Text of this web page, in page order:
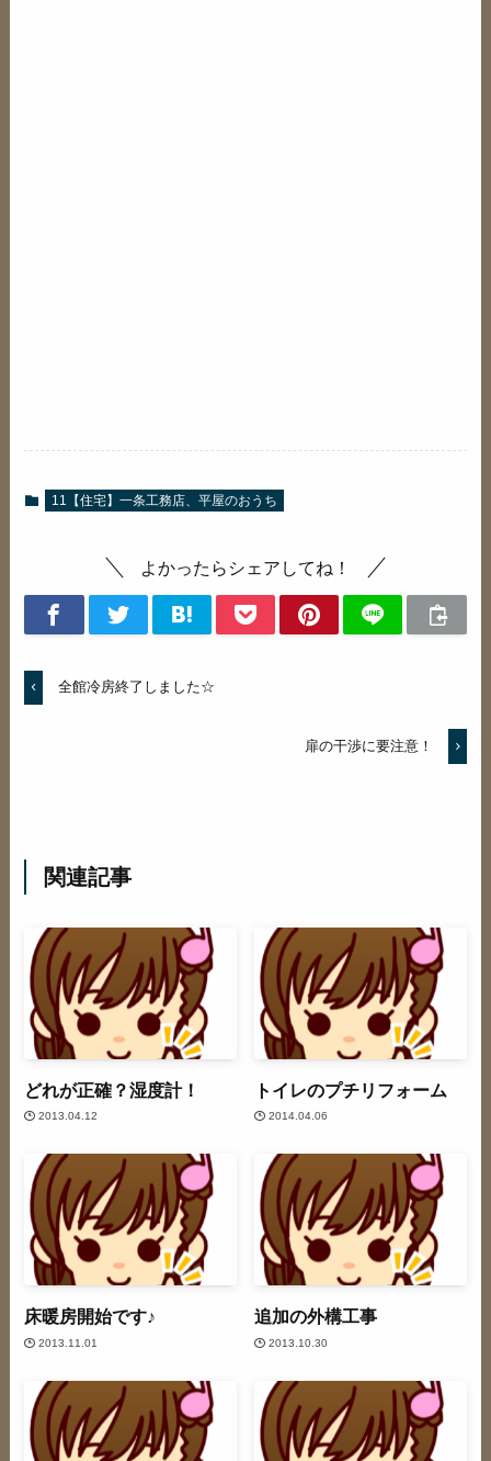
11【住宅】一条工務店、平屋のおうち
よかったらシェアしてね！
全館冷房終了しました☆
扉の干渉に要注意！
関連記事
どれが正確？湿度計！
2013.04.12
トイレのプチリフォーム
2014.04.06
床暖房開始です♪
2013.11.01
追加の外構工事
2013.10.30